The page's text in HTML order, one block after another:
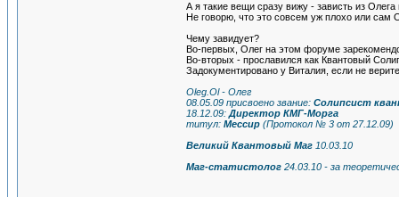
А я такие вещи сразу вижу - зависть из
Не говорю, что это совсем уж плохо или сам
Чему завидует?
Во-первых, Олег на этом форуме
Во-вторых - прославился как Квантовый
Задокументировано у Виталия, если не
Oleg.Ol - Олег
08.05.09 присвоено звание: Солипсист
18.12.09: Директор КМГ-Морга
титул: Мессир (Протокол № 3 от 27.12.09)
Великий Квантовый Маг 10.03.10
Маг-статистолог 24.03.10 - за